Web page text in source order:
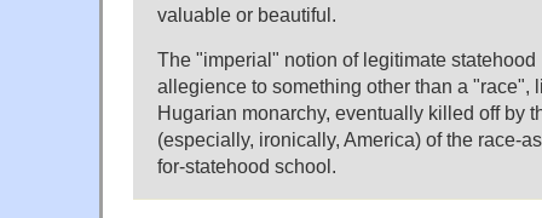
valuable or beautiful.
The "imperial" notion of legitimate
allegience to something other than a "race",
Hugarian monarchy, eventually killed off by
(especially, ironically, America) of the race-
for-statehood school.